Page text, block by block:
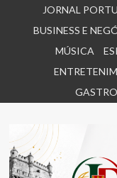
JORNAL
BUSINESS E
MÚSICA